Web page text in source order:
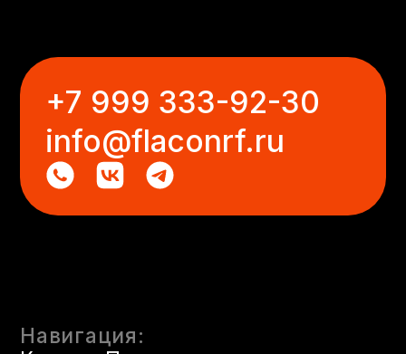
© 2025 FLX. Флаконы оптом
Казань. Все права защищены.
Политика в отношении обработки
персональных данных
Публичная оферта
Политика использования файлов cookie
Политика обработки и публикации
отзывов
Политика применения контрольно-